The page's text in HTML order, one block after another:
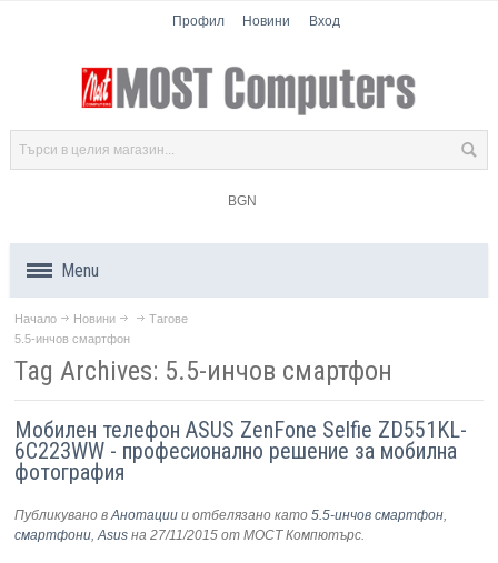
Профил Новини Вход
BGN
Menu
Продукти
Компоненти
Лаптопи
Таблети
Компютри
Начало Новини
Тагове
5.5-инчов смартфон
Tag Archives: 5.5-инчов смартфон
Мобилен телефон ASUS ZenFone Selfie ZD551KL-
6C223WW - професионално решение за мобилна
фотография
Публикувано вАнотации и отбелязано като5.5-инчов смартфон,
смартфони,Asus на 27/11/2015 от МОСТ Компютърс.